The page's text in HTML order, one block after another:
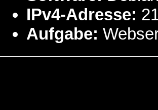
IPv4-Adresse:
Aufgabe: